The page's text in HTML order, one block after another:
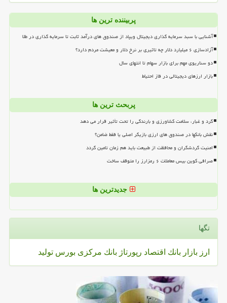
پربیننده ترین ها
آشنایی با سبد سرمایه گذاری دیجیتال ویپاد از صندوق های درآمد ثابت تا سرمایه گذاری در طلا
آزادسازی ۶ میلیارد دلار چه تاثیری بر نرخ دلار و معیشت مردم دارد؟
دو سناریوی مهم برای بازار سهام تا انتهای سال
بازار ارزهای دیجیتالی در فاز احتیاط
پربحث ترین ها
گرد و غبار، سلامت کشاورزی و بارندگی را تحت تأثیر قرار می دهد
نقش بانکها در صندوق های ارزی بازیگر اصلی یا فقط ضامن؟
امنیت گردشگران و محافظت از طبیعت باید هم زمان تامین گردد
صرافی کوین بیس معاملات ۶ رمزارز را متوقف ساخت
جدیدترین ها
تگها
ارز بازار بانك اقتصاد رپورتاژ بانك مركزی بورس تولید